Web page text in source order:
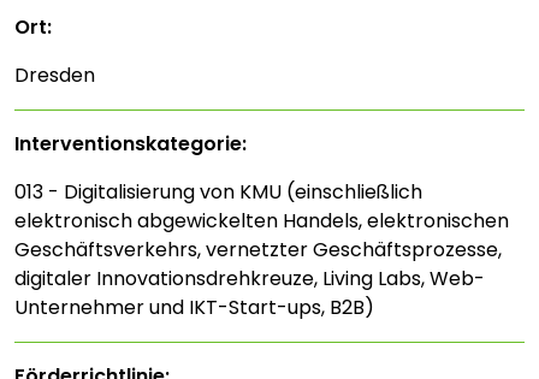
Ort:
Dresden
Interventions­kategorie:
013 - Digitalisierung von KMU (einschließlich
elektronisch abgewickelten Handels, elektronischen
Geschäftsverkehrs, vernetzter Geschäftsprozesse,
digitaler Innovationsdrehkreuze, Living Labs, Web-
Unternehmer und IKT-Start-ups, B2B)